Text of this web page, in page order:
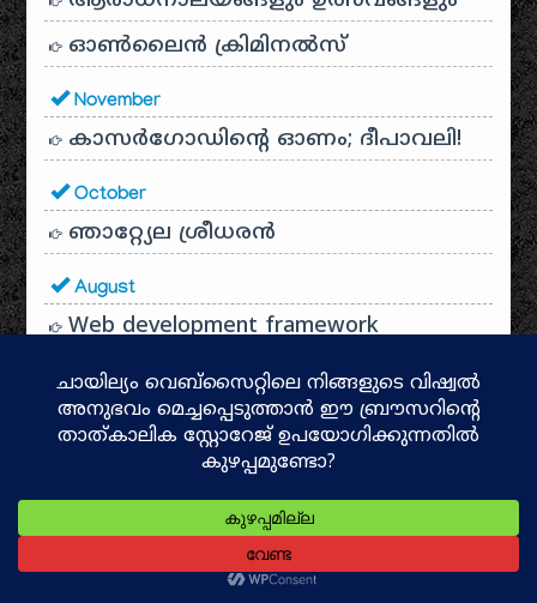
ഓൺലൈൻ ക്രിമിനൽസ്
November
കാസർഗോഡിൻ്റെ ഓണം; ദീപാവലി!
October
ഞാറ്റ്യേല ശ്രീധരൻ
August
Web development framework
Chandrayaan
July
Walk with Vee Cee
ഉത്തരമലബാറിലെ ജന്മിത്വവിരുദ്ധ
സമരചരിത്രത്തിലെ വിപ്ലവാധ്യായം